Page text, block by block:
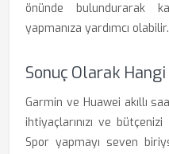
önünde bulundurarak
yapmanıza yardımcı olabilir.
Sonuç Olarak
Garmin ve Huawei akıllı
ihtiyaçlarınızı ve bütçenizi
Spor yapmayı seven